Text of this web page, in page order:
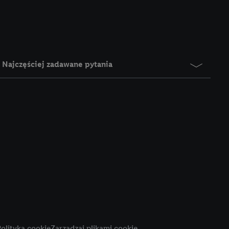
Najczęściej zadawane pytania
jednym z wyżej
możemy
rozpoznać
W tym celu
adres e-
adresu IP. Jeśli
użyciu adresu IP i
usług Lidl. W
Zgodę na
celów marketingu